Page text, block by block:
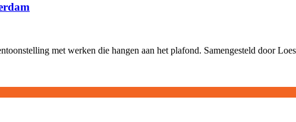
met werken die hangen aan het plafond. Samengesteld door